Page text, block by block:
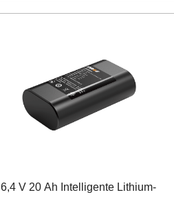
6,4 V 20 Ah Intelligente Lithium-